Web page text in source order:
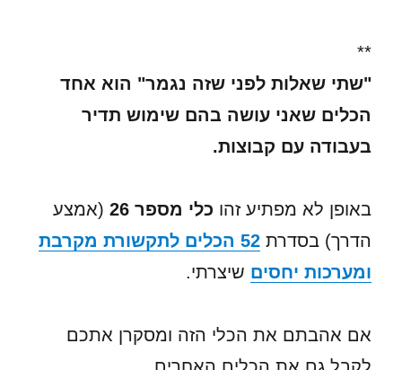
**
"שתי שאלות לפני שזה נגמר" הוא אחד
הכלים שאני עושה בהם שימוש תדיר
בעבודה עם קבוצות.
באופן לא מפתיע זהו כלי מספר 26
(אמצע
הדרך) בסדרת
52 הכלים לתקשורת מקרבת
ומערכות יחסים שיצרתי.
אם אהבתם את הכלי הזה ומסקרן אתכם